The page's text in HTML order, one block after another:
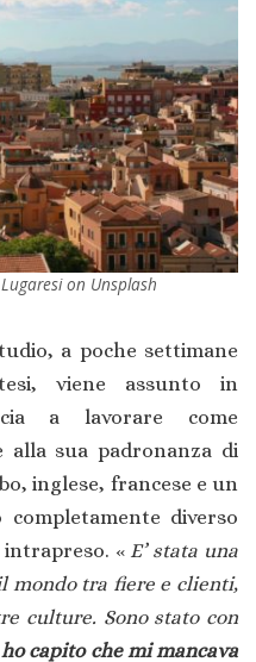
on Unsplash
a poche settimane
viene assunto in
a lavorare come
alla sua padronanza di
inglese, francese e un
diverso
«E’ stata una
mondo tra fiere e clienti,
culture. Sono stato con
ho capito che mi mancava